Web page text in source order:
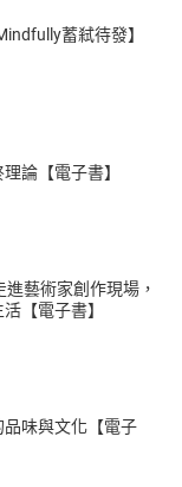
蓄弒待發】
論【電子書】
藝術家創作現場，
【電子書】
味與文化【電子